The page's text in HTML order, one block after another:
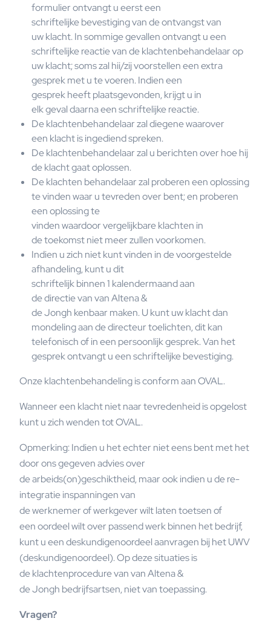
formulier ontvangt u eerst een
schriftelijke bevestiging van de ontvangst van
uw klacht. In sommige gevallen ontvangt u een
schriftelijke reactie van de klachtenbehandelaar op
uw klacht; soms zal hii/zij voorstellen een extra
gesprek met u te voeren. Indien een
gesprek heeft plaatsgevonden, krijgt u in
elk geval daarna een schriftelijke reactie.
De klachtenbehandelaar zal diegene waarover
een klacht is ingediend spreken.
De klachtenbehandelaar zal u berichten over hoe hij
de klacht gaat oplossen.
De klachten behandelaar zal proberen een oplossing
te vinden waar u tevreden over bent; en proberen
een oplossing te
vinden waardoor vergelijkbare klachten in
de toekomst niet meer zullen voorkomen.
Indien u zich niet kunt vinden in de voorgestelde
afhandeling, kunt u dit
schriftelijk binnen 1 kalendermaand aan
de directie van van Altena &
de Jongh kenbaar maken. U kunt uw klacht dan
mondeling aan de directeur toelichten, dit kan
telefonisch of in een persoonlijk gesprek. Van het
gesprek ontvangt u een schriftelijke bevestiging.
Onze klachtenbehandeling is conform aan OVAL.
Wanneer een klacht niet naar tevredenheid is opgelost
kunt u zich wenden tot OVAL.
Opmerking: Indien u het echter niet eens bent met het
door ons gegeven advies over
de arbeids(on)geschiktheid, maar ook indien u de re-
integratie inspanningen van
de werknemer of werkgever wilt laten toetsen of
een oordeel wilt over passend werk binnen het bedrijf,
kunt u een deskundigenoordeel aanvragen bij het UWV
(deskundigenoordeel). Op deze situaties is
de klachtenprocedure van van Altena &
de Jongh bedrijfsartsen, niet van toepassing.
Vragen?